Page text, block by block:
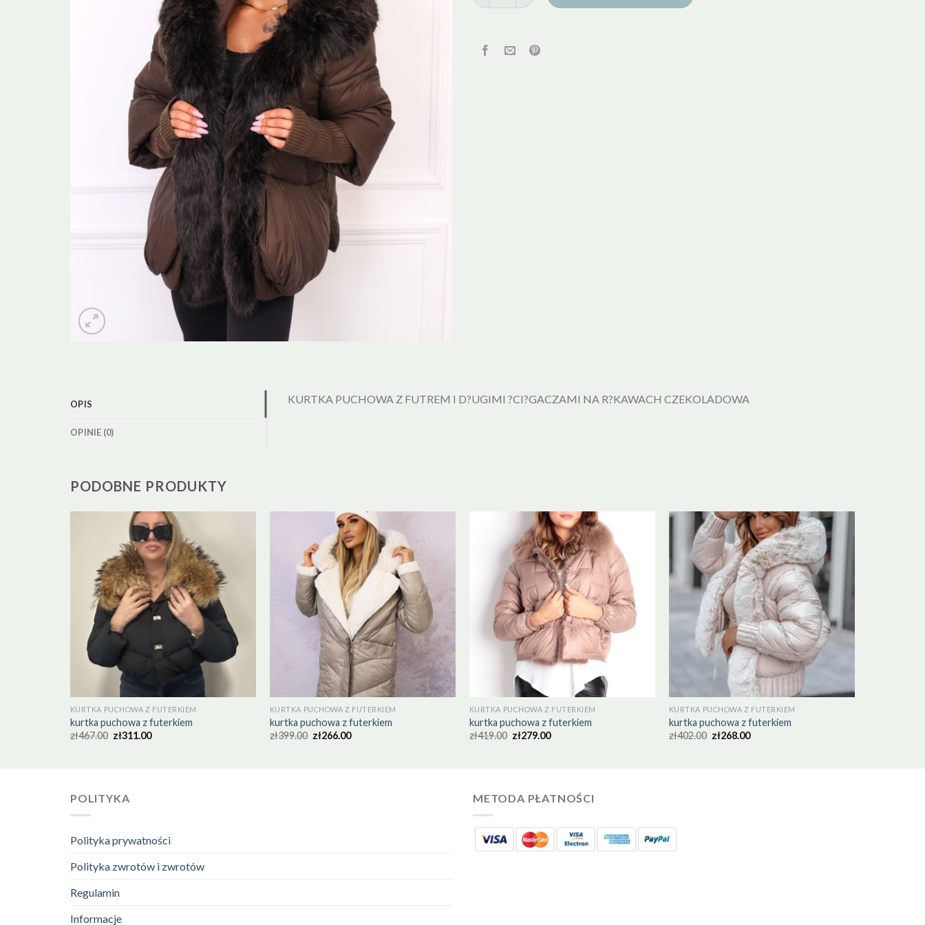
OPIS
OPINIE (0)
KURTKA PUCHOWA Z FUTREM I D?UGIMI ?CI?GACZAMI NA R?KAWACH CZEKOLADOWA
PODOBNE PRODUKTY
KURTKA PUCHOWA Z FUTERKIEM
kurtka puchowa z futerkiem
zł467.00 zł311.00
KURTKA PUCHOWA Z FUTERKIEM
kurtka puchowa z futerkiem
zł399.00 zł266.00
KURTKA PUCHOWA Z FUTERKIEM
kurtka puchowa z futerkiem
zł419.00 zł279.00
KURTKA PUCHOWA Z FUTERKIEM
kurtka puchowa z futerkiem
zł402.00 zł268.00
POLITYKA
Polityka prywatności
Polityka zwrotów i zwrotów
Regulamin
Informacje
METODA PŁATNOŚCI